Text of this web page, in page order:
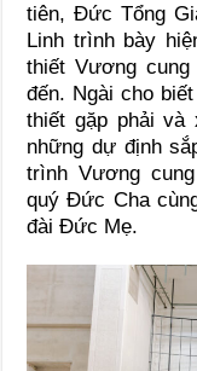
tiên, Đức Tổng
Linh trình bày
thiết Vương
đến. Ngài cho
thiết gặp phải và
những dự định
trình Vương
quý Đức Cha
đài Đức Mẹ.